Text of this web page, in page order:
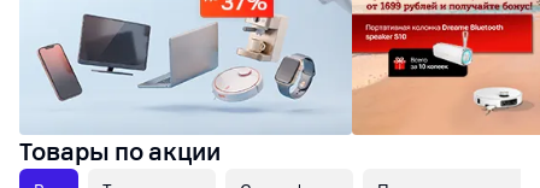
Товары по акции